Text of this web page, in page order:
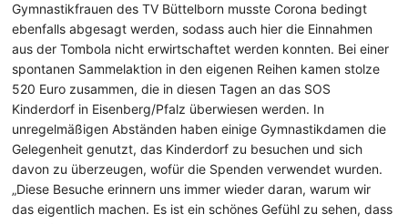
Gymnastikfrauen des TV Büttelborn musste Corona bedingt
ebenfalls abgesagt werden, sodass auch hier die Einnahmen
aus der Tombola nicht erwirtschaftet werden konnten. Bei einer
spontanen Sammelaktion in den eigenen Reihen kamen stolze
520 Euro zusammen, die in diesen Tagen an das SOS
Kinderdorf in Eisenberg/Pfalz überwiesen werden. In
unregelmäßigen Abständen haben einige Gymnastikdamen die
Gelegenheit genutzt, das Kinderdorf zu besuchen und sich
davon zu überzeugen, wofür die Spenden verwendet wurden.
„Diese Besuche erinnern uns immer wieder daran, warum wir
das eigentlich machen. Es ist ein schönes Gefühl zu sehen, dass